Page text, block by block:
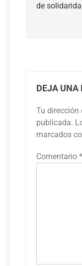
de
DEJA UNA
Tu dirección
publicada.
marcados
Comentario *